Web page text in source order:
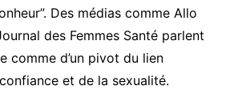
Des médias comme Allo
des Femmes Santé parlent
comme d’un pivot du lien
et de la sexualité.